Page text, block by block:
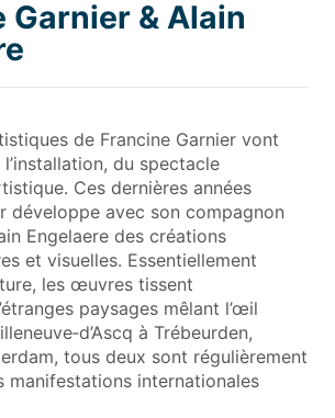
Garnier & Alain
de Francine Garnier vont
du spectacle
Ces dernières années
développe avec son compagnon
Engelaere des créations
et visuelles. Essentiellement
les œuvres tissent
paysages mêlant l’œil
à Trébeurden,
tous deux sont régulièrement
manifestations internationales